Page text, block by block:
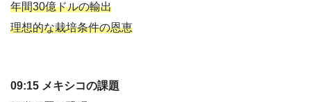
年間30億ドルの輸出
理想的な栽培条件の恩恵
09:15 メキシコの課題